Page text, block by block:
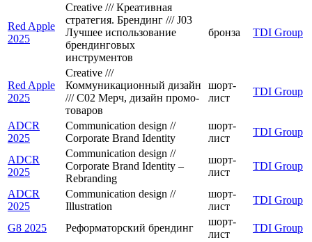
Red Apple
2025
Creative /// Креативная
стратегия. Брендинг /// J03
Лучшее использование
брендинговых
инструментов
бронза TDI Group
Red Apple
2025
Creative ///
Коммуникационный дизайн
/// C02 Мерч, дизайн промо-
товаров
шорт-
лист
TDI Group
ADCR
2025
Communication design //
Corporate Brand Identity
шорт-
лист
TDI Group
ADCR
2025
Communication design //
Corporate Brand Identity –
Rebranding
шорт-
лист
TDI Group
ADCR
2025
Communication design //
Illustration
шорт-
лист
TDI Group
G8 2025 Реформаторский брендинг
шорт-
лист
TDI Group